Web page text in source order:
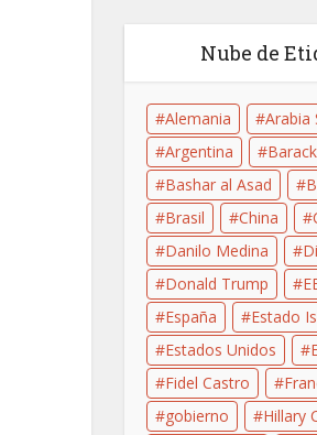
Nube de
Alemania
Arabia
Argentina
Bashar al Asad
Brasil
China
Danilo Medina
Donald Trump
España
Estado
Estados Unidos
Fidel Castro
gobierno
Hillary